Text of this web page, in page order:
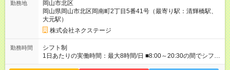
ーバル型（全国転勤あり） 月収32万円～64万4，000円 ※グロ
ーバル手当4万1，000円／月を含みます。 ■中域型（エリア内勤
務：県を跨ぐ転勤あり・転居は応相談） 月収29万円～60万7，
000円 ■地域限定型（転居を伴う転勤なし：通勤可能な範囲の
み） 月収270万～58万3，000円 【 昇給・賞与 】 ■昇給：年1
回 ■賞与：通常賞与/年4回＋チーム賞与/年2回（☆あなたの活躍
に合わせて支給！※規定あり） 【試用期間】試用期間あり 試用
勤務地
岡山市北区
岡山県岡山市北区岡南町2丁目5番41号（最寄り駅：清輝橋駅、
大元駅）
株式会社ネクステージ
勤務時間
シフト制
1日あたりの実働時間：最大8時間/日 ■8:00～20:30の間でシフト
制（実働8h／休憩60分） ※9:30～18:30（メイン時間帯）を軸